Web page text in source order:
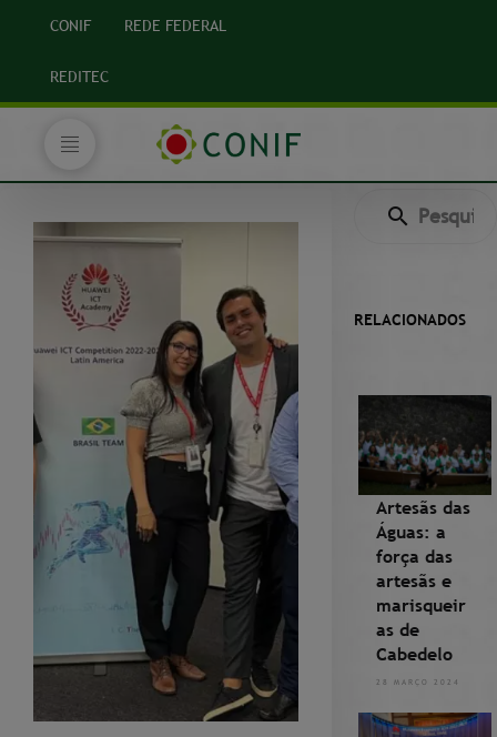
CONIF REDE FEDERAL
REDITEC
RELACIONADOS
Artesãs das
Águas: a
força das
artesãs e
marisqueir
as de
Cabedelo
28 MARÇO 2024